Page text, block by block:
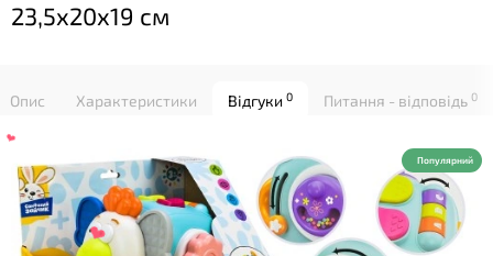
23,5х20х19 см
Опис Характеристики Відгуки 0 Питання - відповідь 0
Популярний
❤